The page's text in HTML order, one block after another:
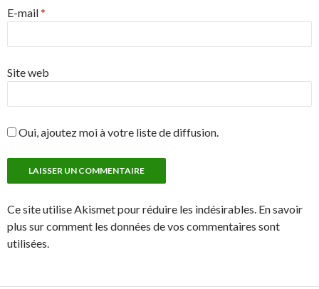
E-mail*
Site web
Oui, ajoutez moi à votre liste de diffusion.
Ce site utilise Akismet pour réduire les indésirables. En savoir
plus sur comment les données de vos commentaires sont
utilisées.